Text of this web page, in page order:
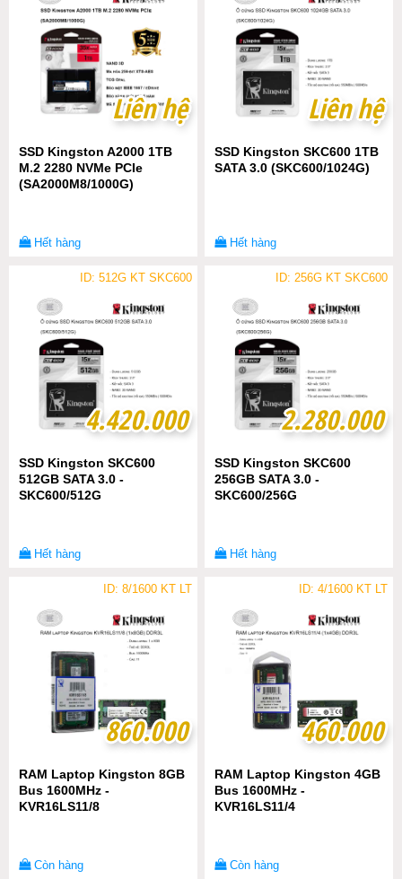
Liên hệ
Liên hệ
SSD Kingston A2000 1TB
M.2 2280 NVMe PCIe
(SA2000M8/1000G)
Hết hàng
Liên hệ
Liên hệ
SSD Kingston SKC600 1TB
SATA 3.0 (SKC600/1024G)
Hết hàng
ID: 512G KT SKC600
4.420.000
4.420.000
SSD Kingston SKC600
512GB SATA 3.0 -
SKC600/512G
Hết hàng
ID: 256G KT SKC600
2.280.000
2.280.000
SSD Kingston SKC600
256GB SATA 3.0 -
SKC600/256G
Hết hàng
ID: 8/1600 KT LT
860.000
860.000
RAM Laptop Kingston 8GB
Bus 1600MHz -
KVR16LS11/8
Còn hàng
ID: 4/1600 KT LT
460.000
460.000
RAM Laptop Kingston 4GB
Bus 1600MHz -
KVR16LS11/4
Còn hàng